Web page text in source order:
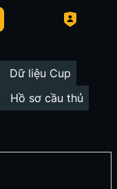
Dữ liệu Cup
Hồ sơ cầu thủ